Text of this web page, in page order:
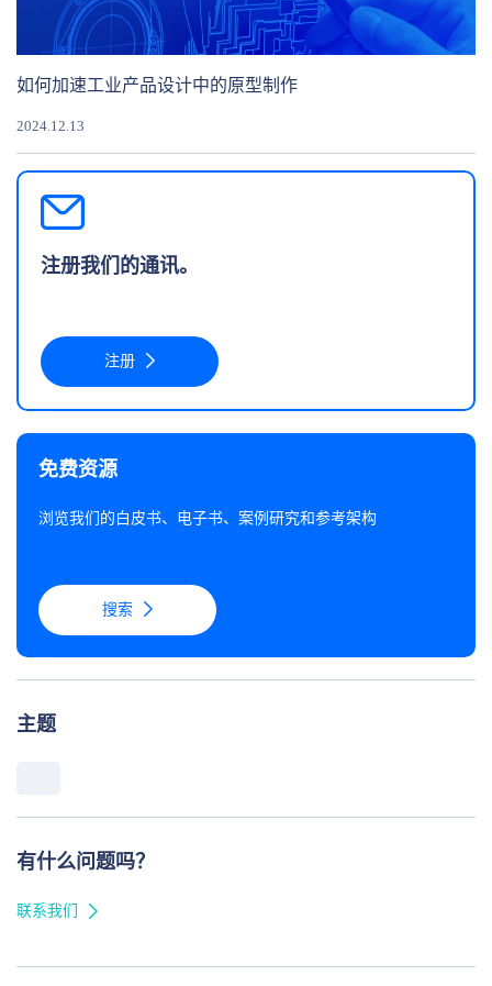
如何加速工业产品设计中的原型制作
2024.12.13
注册我们的通讯。
注册
免费资源
浏览我们的白皮书、电子书、案例研究和参考架构
搜索
主题
有什么问题吗？
联系我们